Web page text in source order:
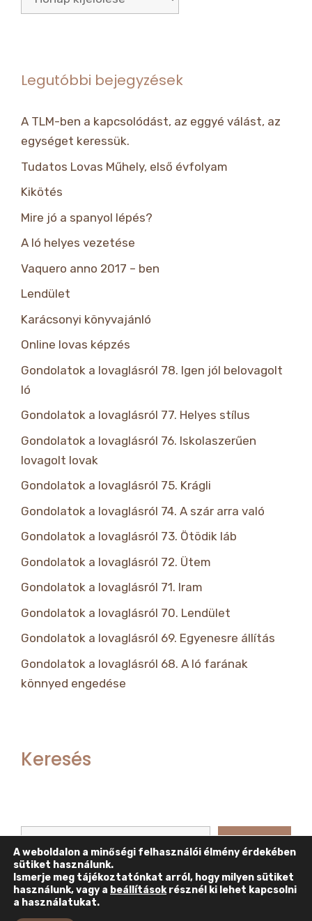
Legutóbbi bejegyzések
A TLM-ben a kapcsolódást, az eggyé válást, az
egységet keressük.
Tudatos Lovas Műhely, első évfolyam
Kikötés
Mire jó a spanyol lépés?
A ló helyes vezetése
Vaquero anno 2017 – ben
Lendület
Karácsonyi könyvajánló
Online lovas képzés
Gondolatok a lovaglásról 78. Igen jól belovagolt
ló
Gondolatok a lovaglásról 77. Helyes stílus
Gondolatok a lovaglásról 76. Iskolaszerűen
lovagolt lovak
Gondolatok a lovaglásról 75. Krágli
Gondolatok a lovaglásról 74. A szár arra való
Gondolatok a lovaglásról 73. Ötödik láb
Gondolatok a lovaglásról 72. Ütem
Gondolatok a lovaglásról 71. Iram
Gondolatok a lovaglásról 70. Lendület
Gondolatok a lovaglásról 69. Egyenesre állítás
Gondolatok a lovaglásról 68. A ló farának
könnyed engedése
Keresés
Keresés
A weboldalon a minőségi felhasználói élmény érdekében
sütiket használunk.
Ismerje meg tájékoztatónkat arról, hogy milyen sütiket
használunk, vagy a beállításokrésznél ki lehet kapcsolni
a használatukat.